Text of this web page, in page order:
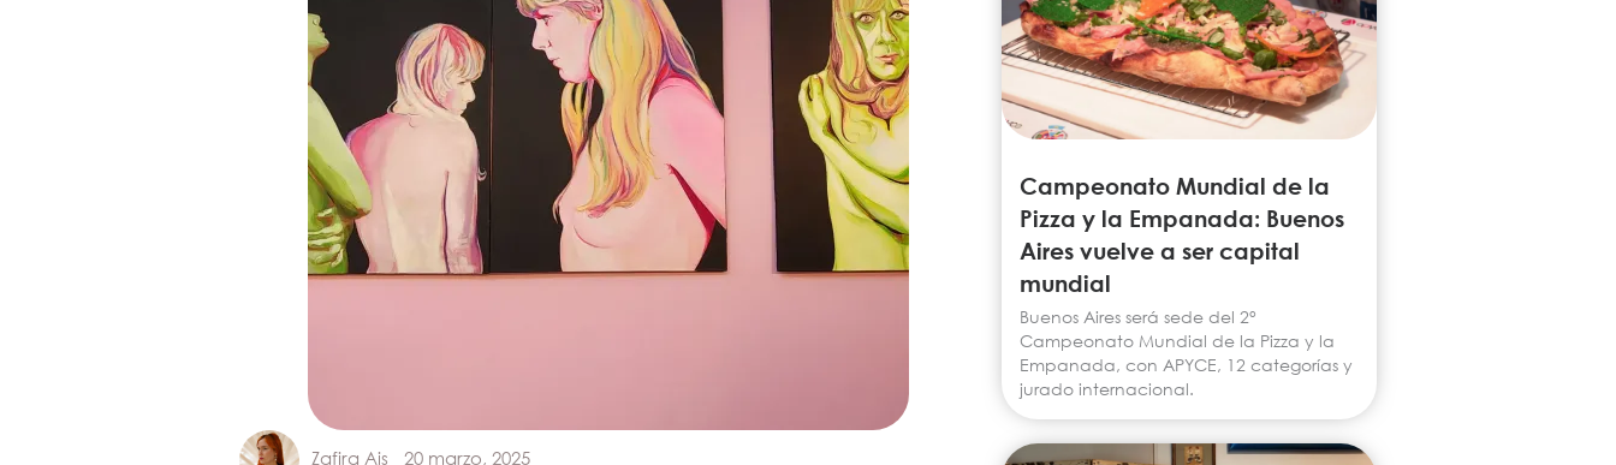
Zafira Ais 20 marzo, 2025
Campeonato Mundial de la
Pizza y la Empanada: Buenos
Aires vuelve a ser capital
mundial
Buenos Aires será sede del 2°
Campeonato Mundial de la Pizza y la
Empanada, con APYCE, 12 categorías y
jurado internacional.